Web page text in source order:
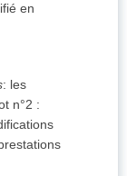
en
: les
n°2 :